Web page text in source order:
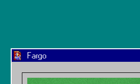
Fargo